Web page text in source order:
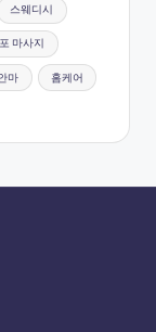
스웨디시
마사지
마 홈케어